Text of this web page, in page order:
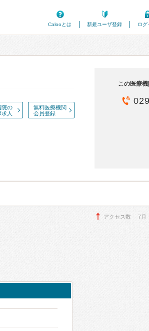
Calooとは
新規ユーザ登録 ログ
院の
人
無料医療機関
会員登録
この医療
アクセス数 7月：